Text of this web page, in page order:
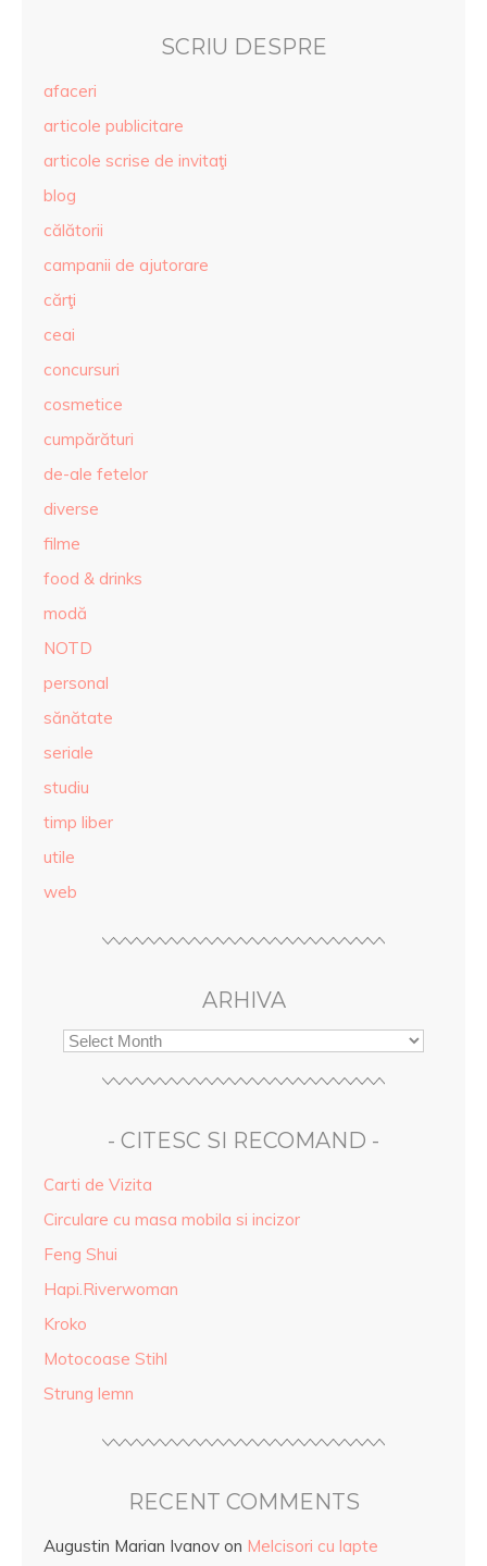
SCRIU DESPRE
afaceri
articole publicitare
articole scrise de invitaţi
blog
călătorii
campanii de ajutorare
cărţi
ceai
concursuri
cosmetice
cumpărături
de-ale fetelor
diverse
filme
food & drinks
modă
NOTD
personal
sănătate
seriale
studiu
timp liber
utile
web
ARHIVA
- CITESC SI RECOMAND -
Carti de Vizita
Circulare cu masa mobila si incizor
Feng Shui
Hapi.Riverwoman
Kroko
Motocoase Stihl
Strung lemn
RECENT COMMENTS
Augustin Marian Ivanov on Melcisori cu lapte